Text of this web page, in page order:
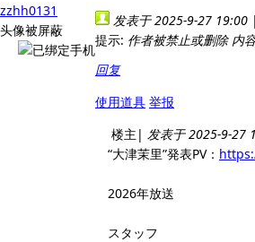
zzhh0131
头像被屏蔽
发表于 2025-9-27 19:00 |
提示: 作者被禁止或删除 内
回复
使用道具 举报
楼主 | 发表于 2025-9-27
“大津茉里”発表PV：
2026年放送
スタッフ